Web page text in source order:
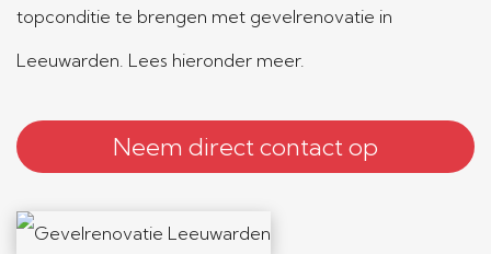
topconditie te brengen met gevelrenovatie in
Leeuwarden. Lees hieronder meer.
Neem direct contact op